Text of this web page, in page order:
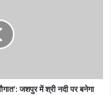
जशपुर में श्री नदी पर बनेगा